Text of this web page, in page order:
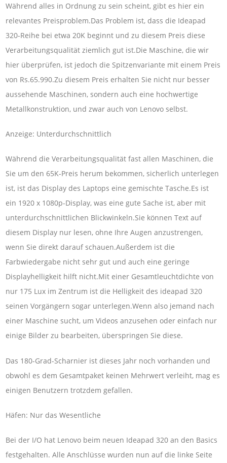
Während alles in Ordnung zu sein scheint, gibt es hier ein
relevantes Preisproblem.Das Problem ist, dass die Ideapad
320-Reihe bei etwa 20K beginnt und zu diesem Preis diese
Verarbeitungsqualität ziemlich gut ist.Die Maschine, die wir
hier überprüfen, ist jedoch die Spitzenvariante mit einem Preis
von Rs.65.990.Zu diesem Preis erhalten Sie nicht nur besser
aussehende Maschinen, sondern auch eine hochwertige
Metallkonstruktion, und zwar auch von Lenovo selbst.
Anzeige: Unterdurchschnittlich
Während die Verarbeitungsqualität fast allen Maschinen, die
Sie um den 65K-Preis herum bekommen, sicherlich unterlegen
ist, ist das Display des Laptops eine gemischte Tasche.Es ist
ein 1920 x 1080p-Display, was eine gute Sache ist, aber mit
unterdurchschnittlichen Blickwinkeln.Sie können Text auf
diesem Display nur lesen, ohne Ihre Augen anzustrengen,
wenn Sie direkt darauf schauen.Außerdem ist die
Farbwiedergabe nicht sehr gut und auch eine geringe
Displayhelligkeit hilft nicht.Mit einer Gesamtleuchtdichte von
nur 175 Lux im Zentrum ist die Helligkeit des ideapad 320
seinen Vorgängern sogar unterlegen.Wenn also jemand nach
einer Maschine sucht, um Videos anzusehen oder einfach nur
einige Bilder zu bearbeiten, überspringen Sie diese.
Das 180-Grad-Scharnier ist dieses Jahr noch vorhanden und
obwohl es dem Gesamtpaket keinen Mehrwert verleiht, mag es
einigen Benutzern trotzdem gefallen.
Häfen: Nur das Wesentliche
Bei der I/O hat Lenovo beim neuen Ideapad 320 an den Basics
festgehalten. Alle Anschlüsse wurden nun auf die linke Seite